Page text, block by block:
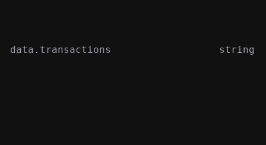
data.transactions string[]